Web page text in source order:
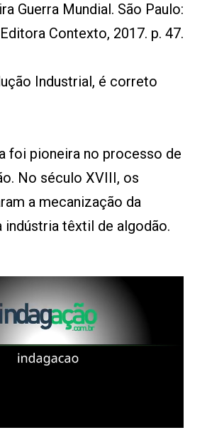
Guerra Mundial. São Paulo:
Editora Contexto, 2017. p. 47.
Industrial, é correto
foi pioneira no processo de
No século XVIII, os
a mecanização da
indústria têxtil de algodão.